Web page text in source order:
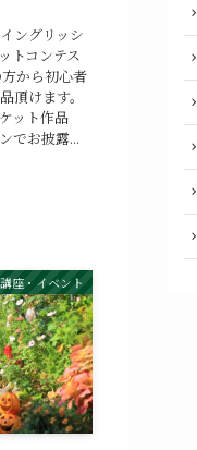
ングリッシ
トコンテス
から初心者
頂けます。
ット作品
でお披露...
講座・イベント